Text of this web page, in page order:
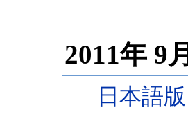
2011年 9
日本語